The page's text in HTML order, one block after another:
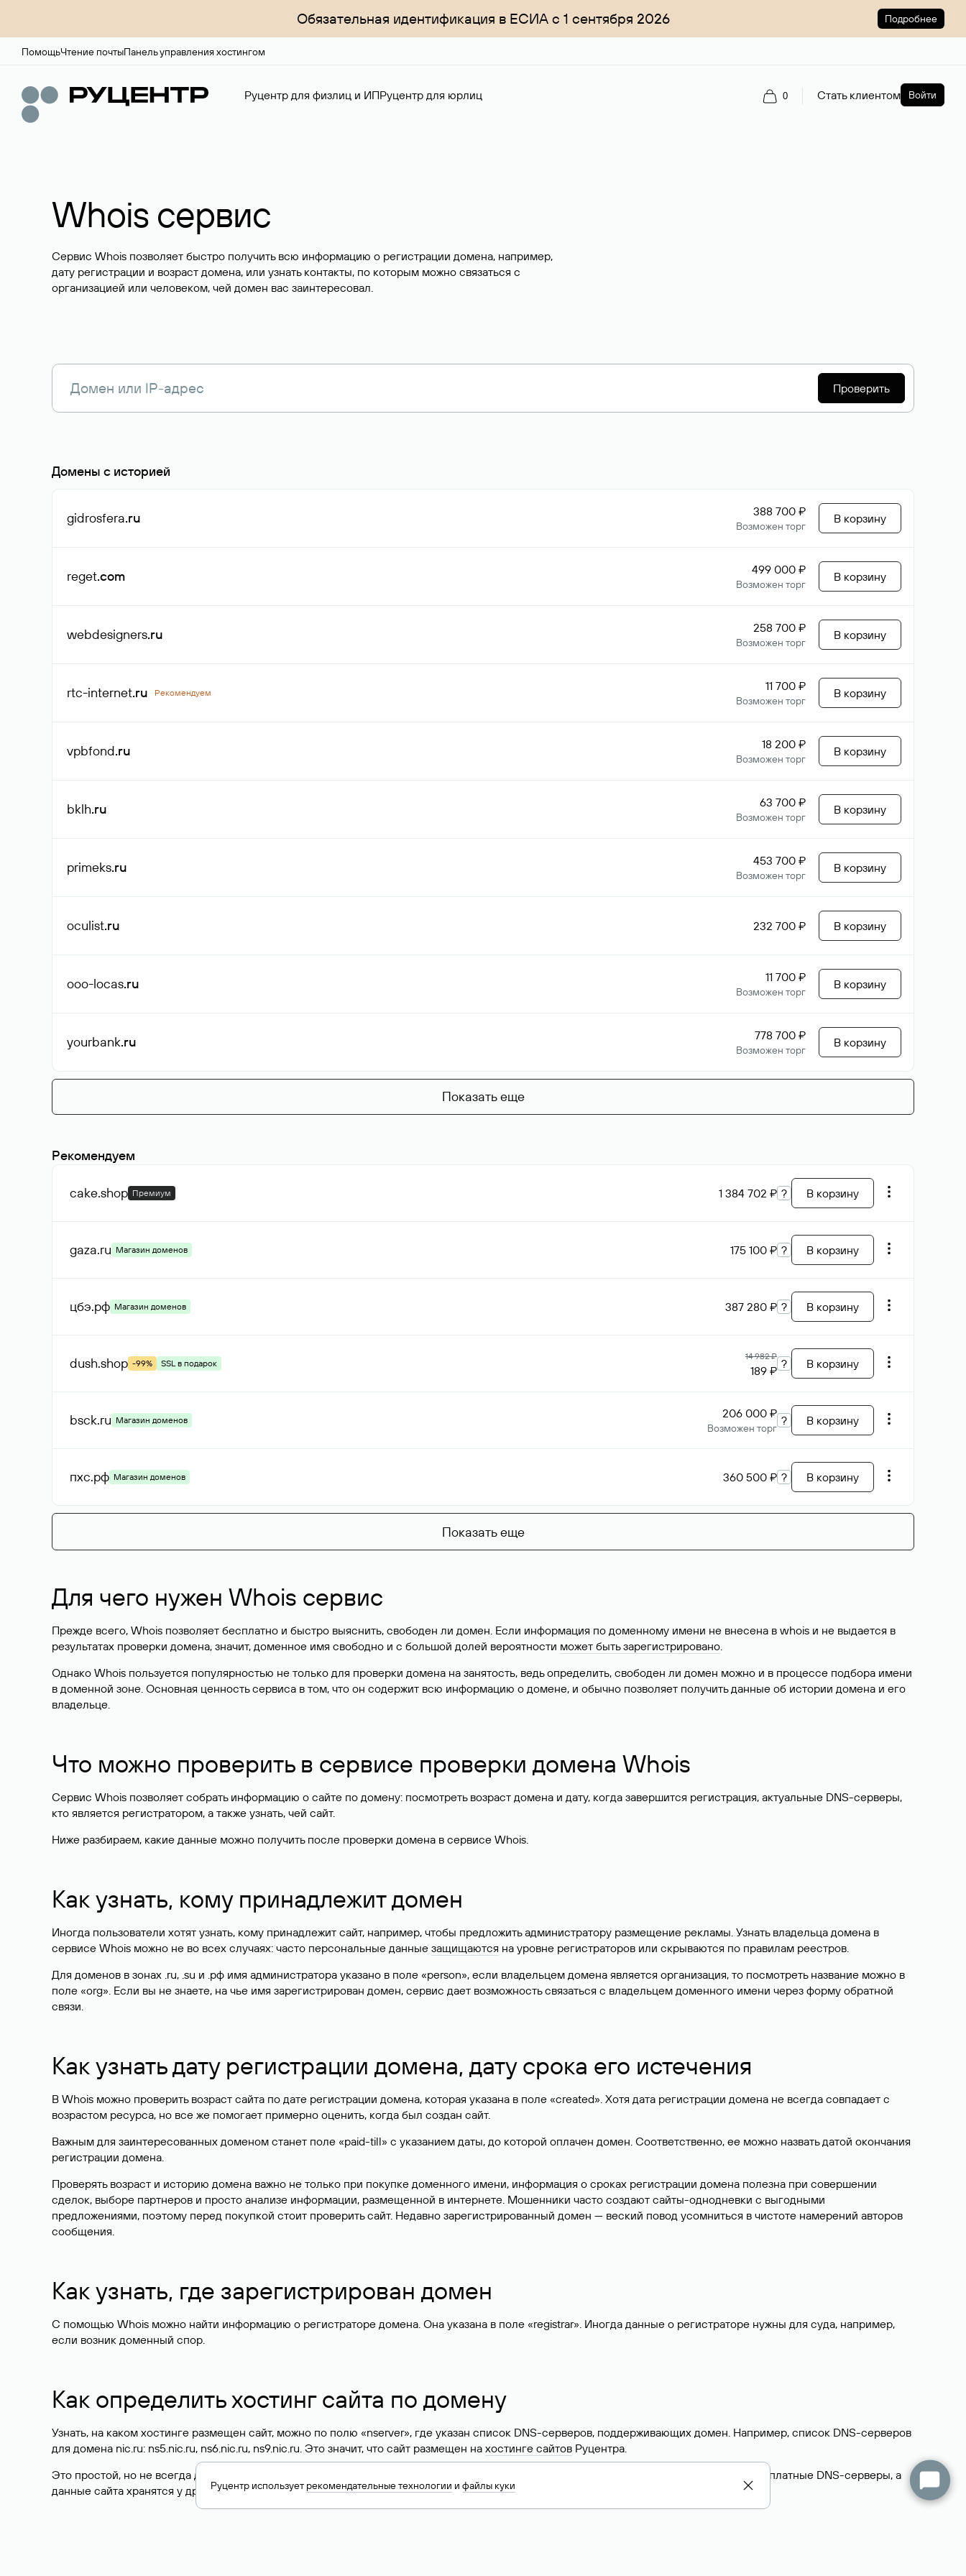
Обязательная идентификация в ЕСИА с 1 сентября 2026 Подробнее
ПомощьЧтение почтыПанель управления хостингом
Руцентр для физлиц и ИПРуцентр для юрлиц 0 Стать клиентом Войти
Whois сервис
Сервис Whois позволяет быстро получить всю информацию о регистрации домена, например,
дату регистрации и возраст домена, или узнать контакты, по которым можно связаться с
организацией или человеком, чей домен вас заинтересовал.
Проверить
Домены с историей
gidrosfera.ru 388 700 ₽
Возможен торг
В корзину
reget.com 499 000 ₽
Возможен торг
В корзину
webdesigners.ru 258 700 ₽
Возможен торг
В корзину
rtc-internet.ru Рекомендуем 11 700 ₽
Возможен торг
В корзину
vpbfond.ru 18 200 ₽
Возможен торг
В корзину
bklh.ru 63 700 ₽
Возможен торг
В корзину
primeks.ru 453 700 ₽
Возможен торг
В корзину
oculist.ru 232 700 ₽ В корзину
ooo-locas.ru 11 700 ₽
Возможен торг
В корзину
yourbank.ru 778 700 ₽
Возможен торг
В корзину
Показать еще
Рекомендуем
cake.shop Премиум 1 384 702 ₽ ? В корзину
gaza.ru Магазин доменов 175 100 ₽ ? В корзину
цбэ.рф Магазин доменов 387 280 ₽ ? В корзину
dush.shop -99% SSL в подарок
14 982 ₽
189 ₽ ? В корзину
bsck.ru Магазин доменов 206 000 ₽
Возможен торг
? В корзину
пхс.рф Магазин доменов 360 500 ₽ ? В корзину
Показать еще
Для чего нужен Whois сервис
Прежде всего, Whois позволяет бесплатно и быстро выяснить, свободен ли домен. Если информация по доменному имени не внесена в whois и не выдается в
результатах проверки домена, значит, доменное имя свободно и с большой долей вероятности может быть зарегистрировано.
Однако Whois пользуется популярностью не только для проверки домена на занятость, ведь определить, свободен ли домен можно и в процессе подбора имени
в доменной зоне. Основная ценность сервиса в том, что он содержит всю информацию о домене, и обычно позволяет получить данные об истории домена и его
владельце.
Что можно проверить в сервисе проверки домена Whois
Сервис Whois позволяет собрать информацию о сайте по домену: посмотреть возраст домена и дату, когда завершится регистрация, актуальные DNS-серверы,
кто является регистратором, а также узнать, чей сайт.
Ниже разбираем, какие данные можно получить после проверки домена в сервисе Whois.
Как узнать, кому принадлежит домен
Иногда пользователи хотят узнать, кому принадлежит сайт, например, чтобы предложить администратору размещение рекламы. Узнать владельца домена в
сервисе Whois можно не во всех случаях: часто персональные данные защищаются на уровне регистраторов или скрываются по правилам реестров.
Для доменов в зонах .ru, .su и .рф имя администратора указано в поле «person», если владельцем домена является организация, то посмотреть название можно в
поле «org». Если вы не знаете, на чье имя зарегистрирован домен, сервис дает возможность связаться с владельцем доменного имени через форму обратной
связи.
Как узнать дату регистрации домена, дату срока его истечения
В Whois можно проверить возраст сайта по дате регистрации домена, которая указана в поле «created». Хотя дата регистрации домена не всегда совпадает с
возрастом ресурса, но все же помогает примерно оценить, когда был создан сайт.
Важным для заинтересованных доменом станет поле «paid-till» с указанием даты, до которой оплачен домен. Соответственно, ее можно назвать датой окончания
регистрации домена.
Проверять возраст и историю домена важно не только при покупке доменного имени, информация о сроках регистрации домена полезна при совершении
сделок, выборе партнеров и просто анализе информации, размещенной в интернете. Мошенники часто создают сайты-однодневки с выгодными
предложениями, поэтому перед покупкой стоит проверить сайт. Недавно зарегистрированный домен — веский повод усомниться в чистоте намерений авторов
сообщения.
Как узнать, где зарегистрирован домен
С помощью Whois можно найти информацию о регистраторе домена. Она указана в поле «registrar». Иногда данные о регистраторе нужны для суда, например,
если возник доменный спор.
Как определить хостинг сайта по домену
Узнать, на каком хостинге размещен сайт, можно по полю «nserver», где указан список DNS-серверов, поддерживающих домен. Например, список DNS-серверов
для домена nic.ru: ns5.nic.ru, ns6.nic.ru, ns9.nic.ru. Это значит, что сайт размещен на хостинге сайтов Руцентра.
Это простой, но не всегда достоверный способ узнать хостинг-провайдера сайта. Иногда владельцы сайтов делегируют домен на бесплатные DNS-серверы, а
данные сайта хранятся у другого хостинг-провайдера.
Руцентр использует рекомендательные технологии и файлы куки